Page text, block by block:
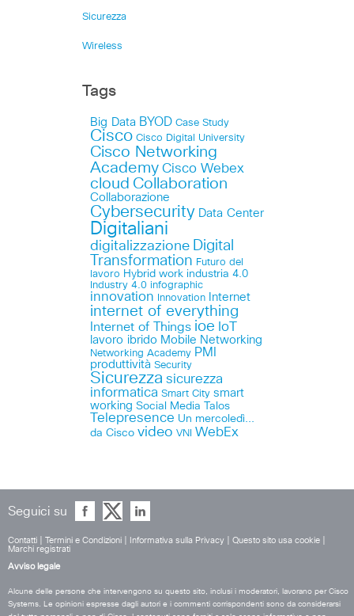
Sicurezza
Wireless
Tags
Big Data BYOD Case Study
Cisco Cisco Digital University
Cisco Networking
Academy Cisco Webex
cloud Collaboration
Collaborazione
Cybersecurity Data Center
Digitaliani
digitalizzazione
Digital
Transformation Futuro del
lavoro Hybrid work industria 4.0
Industry 4.0 infographic
innovation Innovation Internet
internet of everything
Internet of Things ioe IoT
lavoro ibrido Mobile Networking
Networking Academy PMI
produttività Security
Sicurezza sicurezza
informatica Smart City smart
working Social Media Talos
Telepresence Un mercoledì...
da Cisco video VNI WebEx
Seguici su
Contatti Termini e Condizioni Informativa sulla Privacy Questo sito usa cookie
Marchi registrati
Avviso legale
Alcune delle persone che intervengono su questo sito, inclusi i moderatori, lavorano per Cisco
Systems. Le opinioni espresse dagli autori e i commenti corrispondenti sono da considerarsi